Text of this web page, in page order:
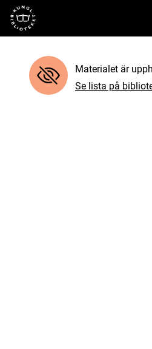
Till startsidan
Materialet är
Se lista på